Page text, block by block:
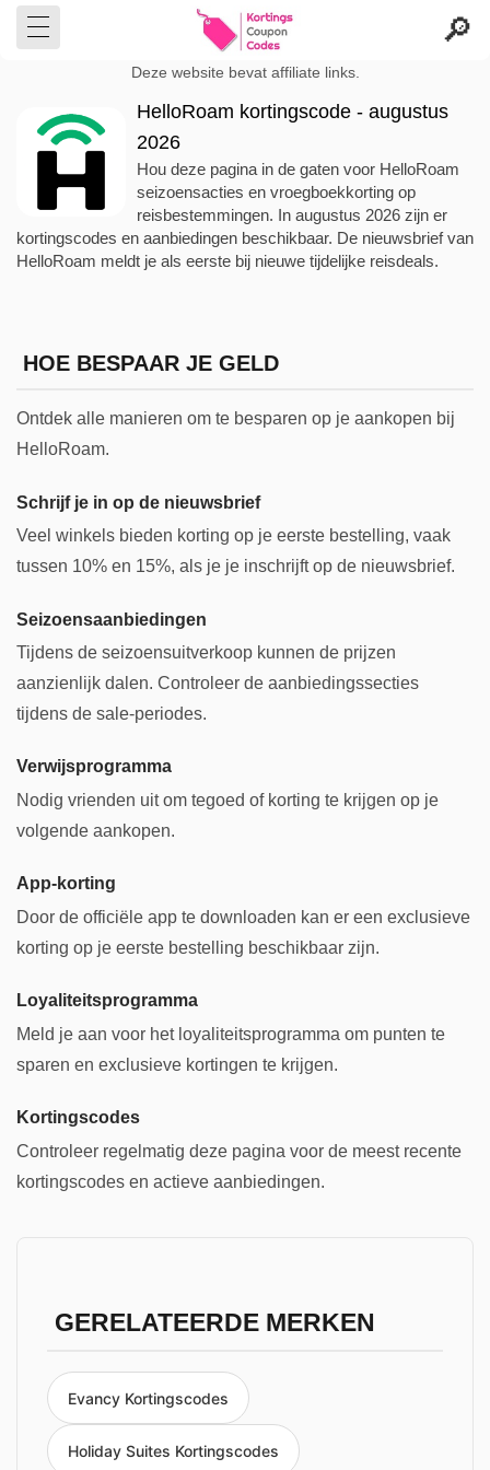
Deze website bevat affiliate links.
HelloRoam kortingscode - augustus
2026
Hou deze pagina in de gaten voor HelloRoam
seizoensacties en vroegboekkorting op
reisbestemmingen. In augustus 2026 zijn er
kortingscodes en aanbiedingen beschikbaar. De nieuwsbrief van
HelloRoam meldt je als eerste bij nieuwe tijdelijke reisdeals.
HOE BESPAAR JE GELD
Ontdek alle manieren om te besparen op je aankopen bij
HelloRoam.
Schrijf je in op de nieuwsbrief
Veel winkels bieden korting op je eerste bestelling, vaak
tussen 10% en 15%, als je je inschrijft op de nieuwsbrief.
Seizoensaanbiedingen
Tijdens de seizoensuitverkoop kunnen de prijzen
aanzienlijk dalen. Controleer de aanbiedingssecties
tijdens de sale-periodes.
Verwijsprogramma
Nodig vrienden uit om tegoed of korting te krijgen op je
volgende aankopen.
App-korting
Door de officiële app te downloaden kan er een exclusieve
korting op je eerste bestelling beschikbaar zijn.
Loyaliteitsprogramma
Meld je aan voor het loyaliteitsprogramma om punten te
sparen en exclusieve kortingen te krijgen.
Kortingscodes
Controleer regelmatig deze pagina voor de meest recente
kortingscodes en actieve aanbiedingen.
GERELATEERDE MERKEN
Evancy Kortingscodes
Holiday Suites Kortingscodes